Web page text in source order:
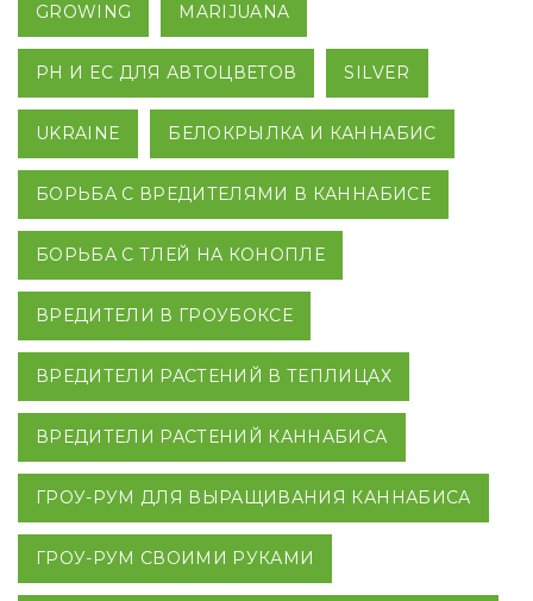
GROWING MARIJUANA
PH И EC ДЛЯ АВТОЦВЕТОВ SILVER
UKRAINE БЕЛОКРЫЛКА И КАННАБИС
БОРЬБА С ВРЕДИТЕЛЯМИ В КАННАБИСЕ
БОРЬБА С ТЛЕЙ НА КОНОПЛЕ
ВРЕДИТЕЛИ В ГРОУБОКСЕ
ВРЕДИТЕЛИ РАСТЕНИЙ В ТЕПЛИЦАХ
ВРЕДИТЕЛИ РАСТЕНИЙ КАННАБИСА
ГРОУ-РУМ ДЛЯ ВЫРАЩИВАНИЯ КАННАБИСА
ГРОУ-РУМ СВОИМИ РУКАМИ